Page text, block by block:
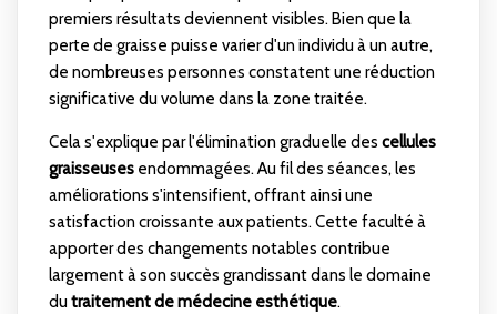
premiers résultats deviennent visibles. Bien que la
perte de graisse puisse varier d'un individu à un autre,
de nombreuses personnes constatent une réduction
significative du volume dans la zone traitée.
Cela s'explique par l'élimination graduelle des cellules
graisseusesendommagées. Au fil des séances, les
améliorations s'intensifient, offrant ainsi une
satisfaction croissante aux patients. Cette faculté à
apporter des changements notables contribue
largement à son succès grandissant dans le domaine
dutraitement de médecine esthétique.